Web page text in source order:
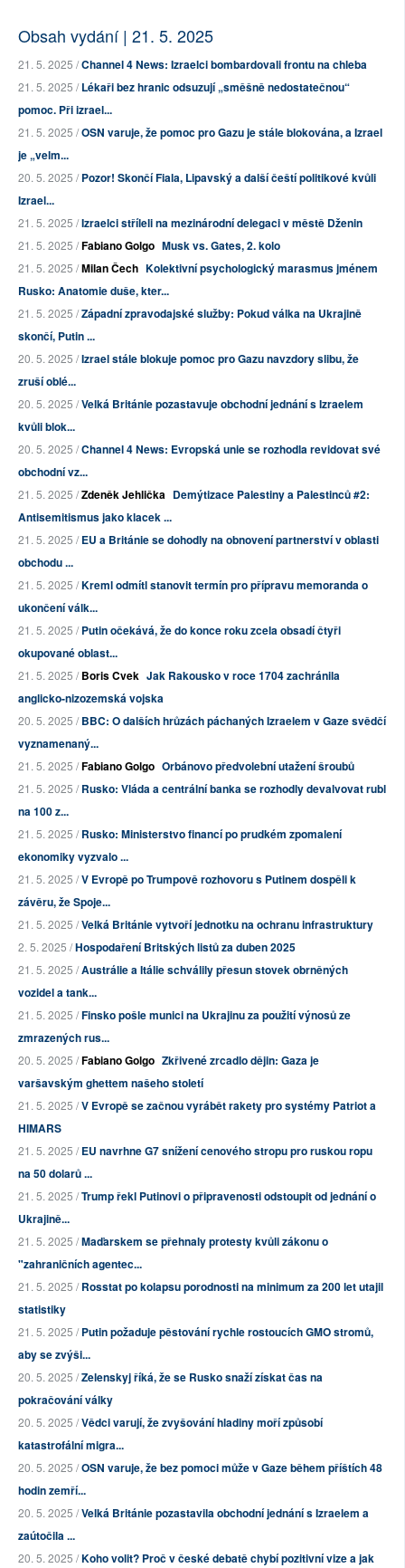
Obsah vydání | 21. 5. 2025
21. 5. 2025 /Channel 4 News: Izraelci bombardovali frontu na chleba
21. 5. 2025 /Lékaři bez hranic odsuzují „směšně nedostatečnou“
pomoc. Při izrael...
21. 5. 2025 /OSN varuje, že pomoc pro Gazu je stále blokována, a Izrael
je „velm...
20. 5. 2025 /Pozor! Skončí Fiala, Lipavský a další čeští politikové kvůli
Izrael...
21. 5. 2025 /Izraelci stříleli na mezinárodní delegaci v městě Dženin
21. 5. 2025 /Fabiano Golgo Musk vs. Gates, 2. kolo
21. 5. 2025 /Milan Čech Kolektivní psychologický marasmus jménem
Rusko: Anatomie duše, kter...
21. 5. 2025 /Západní zpravodajské služby: Pokud válka na Ukrajině
skončí, Putin ...
20. 5. 2025 /Izrael stále blokuje pomoc pro Gazu navzdory slibu, že
zruší oblé...
20. 5. 2025 /Velká Británie pozastavuje obchodní jednání s Izraelem
kvůli blok...
20. 5. 2025 /Channel 4 News: Evropská unie se rozhodla revidovat své
obchodní vz...
21. 5. 2025 /Zdeněk Jehlička Demýtizace Palestiny a Palestinců #2:
Antisemitismus jako klacek ...
21. 5. 2025 /EU a Británie se dohodly na obnovení partnerství v oblasti
obchodu ...
21. 5. 2025 /Kreml odmítl stanovit termín pro přípravu memoranda o
ukončení válk...
21. 5. 2025 /Putin očekává, že do konce roku zcela obsadí čtyři
okupované oblast...
21. 5. 2025 /Boris Cvek Jak Rakousko v roce 1704 zachránila
anglicko-nizozemská vojska
20. 5. 2025 /BBC: O dalších hrůzách páchaných Izraelem v Gaze svědčí
vyznamenaný...
21. 5. 2025 /Fabiano Golgo Orbánovo předvolební utažení šroubů
21. 5. 2025 /Rusko: Vláda a centrální banka se rozhodly devalvovat rubl
na 100 z...
21. 5. 2025 /Rusko: Ministerstvo financí po prudkém zpomalení
ekonomiky vyzvalo ...
21. 5. 2025 /V Evropě po Trumpově rozhovoru s Putinem dospěli k
závěru, že Spoje...
21. 5. 2025 /Velká Británie vytvoří jednotku na ochranu infrastruktury
2. 5. 2025 /Hospodaření Britských listů za duben 2025
21. 5. 2025 /Austrálie a Itálie schválily přesun stovek obrněných
vozidel a tank...
21. 5. 2025 /Finsko pošle munici na Ukrajinu za použití výnosů ze
zmrazených rus...
20. 5. 2025 /Fabiano Golgo Zkřivené zrcadlo dějin: Gaza je
varšavským ghettem našeho století
21. 5. 2025 /V Evropě se začnou vyrábět rakety pro systémy Patriot a
HIMARS
21. 5. 2025 /EU navrhne G7 snížení cenového stropu pro ruskou ropu
na 50 dolarů ...
21. 5. 2025 /Trump řekl Putinovi o připravenosti odstoupit od jednání o
Ukrajině...
21. 5. 2025 /Maďarskem se přehnaly protesty kvůli zákonu o
"zahraničních agentec...
21. 5. 2025 /Rosstat po kolapsu porodnosti na minimum za 200 let utajil
statistiky
21. 5. 2025 /Putin požaduje pěstování rychle rostoucích GMO stromů,
aby se zvýši...
20. 5. 2025 /Zelenskyj říká, že se Rusko snaží získat čas na
pokračování války
20. 5. 2025 /Vědci varují, že zvyšování hladiny moří způsobí
katastrofální migra...
20. 5. 2025 /OSN varuje, že bez pomoci může v Gaze během příštích 48
hodin zemří...
20. 5. 2025 /Velká Británie pozastavila obchodní jednání s Izraelem a
zaútočila ...
20. 5. 2025 /Koho volit? Proč v české debatě chybí pozitivní vize a jak